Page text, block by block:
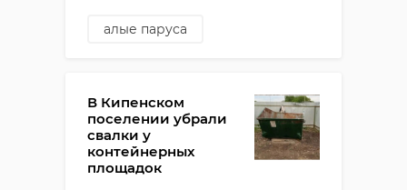
алые паруса
В Кипенском
поселении убрали
свалки у
контейнерных
площадок